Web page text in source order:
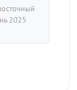
2025